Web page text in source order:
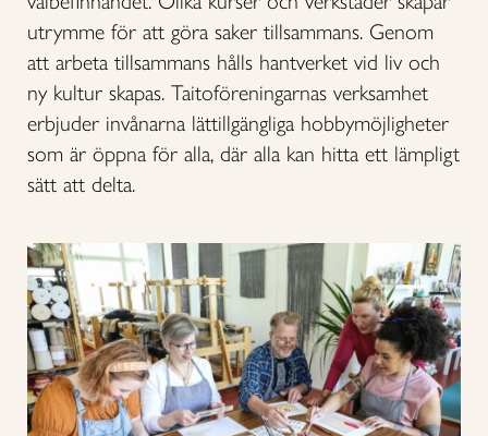
utrymme för att göra saker tillsammans. Genom
att arbeta tillsammans hålls hantverket vid liv och
ny kultur skapas. Taitoföreningarnas verksamhet
erbjuder invånarna lättillgängliga hobbymöjligheter
som är öppna för alla, där alla kan hitta ett lämpligt
sätt att delta.